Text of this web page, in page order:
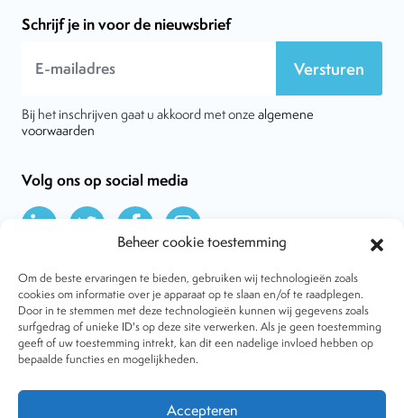
Beheer cookie toestemming
Om de beste ervaringen te bieden, gebruiken wij technologieën zoals
cookies om informatie over je apparaat op te slaan en/of te raadplegen.
Door in te stemmen met deze technologieën kunnen wij gegevens zoals
surfgedrag of unieke ID's op deze site verwerken. Als je geen toestemming
geeft of uw toestemming intrekt, kan dit een nadelige invloed hebben op
bepaalde functies en mogelijkheden.
Accepteren
Schrijf je in voor de nieuwsbrief
Versturen
Bij het inschrijven gaat u akkoord met onze algemene
voorwaarden
Volg ons op social media
Over VtdK
Contact
Nieuws
Behandelwijzen
Dossiers